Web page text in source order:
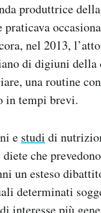
produttrice
praticava
nel 2013,
di digiuni
una routine
in tempi brevi.
e studi di
che
un esteso
determinati